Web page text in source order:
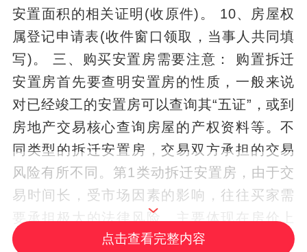
安置面积的相关证明(收原件)。 10、房屋权
属登记申请表(收件窗口领取，当事人共同填
写)。 三、购买安置房需要注意： 购置拆迁
安置房首先要查明安置房的性质，一般来说
对已经竣工的安置房可以查询其“五证”，或到
房地产交易核心查询房屋的产权资料等。不
同类型的拆迁安置房，交易双方承担的交易
风险有所不同。第1类动拆迁安置房，由于交
易时间长，受市场因素的影响，往往买家需
要承担极大的法律风险。主要体现在房价上
涨后上家有 意反悔，找合同的漏洞逃避法律
点击查看完整内容